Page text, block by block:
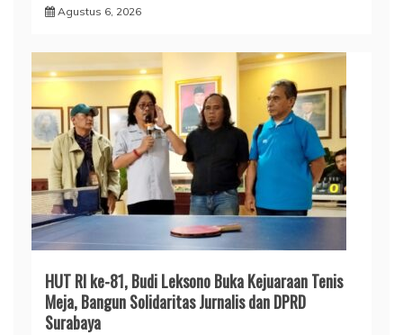
Agustus 6, 2026
HUT RI ke-81, Budi Leksono Buka Kejuaraan Tenis
Meja, Bangun Solidaritas Jurnalis dan DPRD
Surabaya